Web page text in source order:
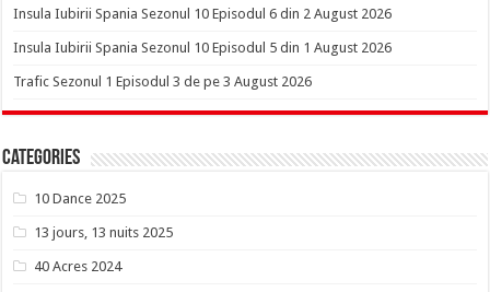
Insula Iubirii Spania Sezonul 10 Episodul 6 din 2 August 2026
Insula Iubirii Spania Sezonul 10 Episodul 5 din 1 August 2026
Trafic Sezonul 1 Episodul 3 de pe 3 August 2026
Categories
10 Dance 2025
13 jours, 13 nuits 2025
40 Acres 2024